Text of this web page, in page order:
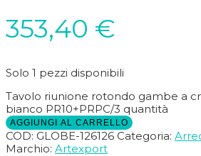
353,40 €
Solo 1 pezzi disponibili
Tavolo riunione rotondo gambe a
bianco PR10+PRPC/3 quantità
AGGIUNGI AL CARRELLO
COD: GLOBE-126126 Categoria:
Marchio: Artexport